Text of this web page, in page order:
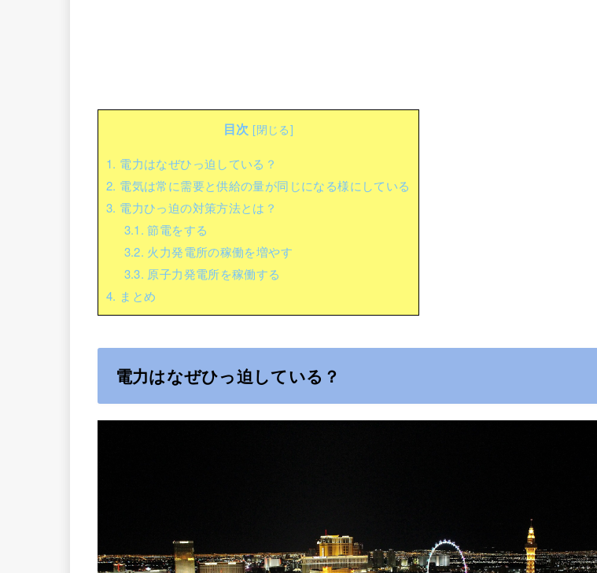
目次 [閉じる]
1. 電力はなぜひっ迫している？
2. 電気は常に需要と供給の量が同じになる様にしている
3. 電力ひっ迫の対策方法とは？
3.1. 節電をする
3.2. 火力発電所の稼働を増やす
3.3. 原子力発電所を稼働する
4. まとめ
電力はなぜひっ迫している？